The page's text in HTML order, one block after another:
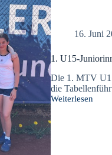
16. Juni
1. U15-
Die 1. MTV
die
Weiterlesen
1.
U15-
Juniorinnen
gewinnen